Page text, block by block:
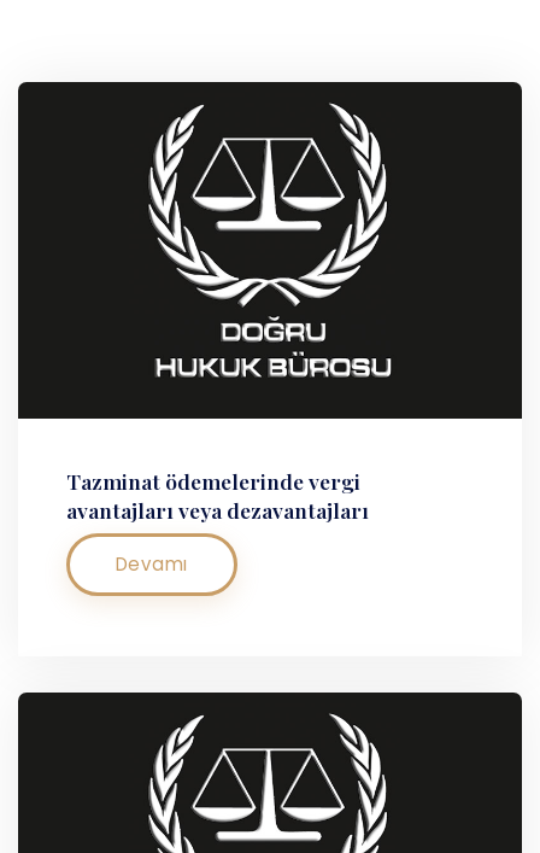
Tazminat ödemelerinde vergi
avantajları veya dezavantajları
Devamı